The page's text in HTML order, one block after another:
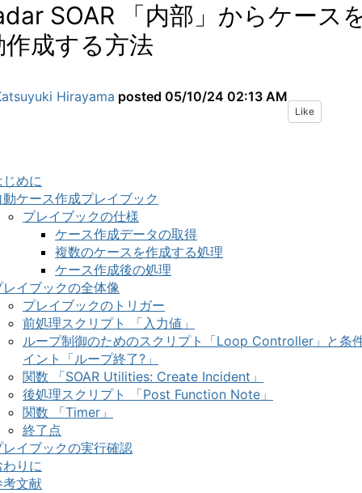
SOAR 「内部」からケース
作成する方法
Hirayama posted 05/10/24 02:13 AM
Like
じめに
動ケース作成プレイブック
プレイブックの仕様
ケース作成データの取得
複数のケースを作成する処理
ケース作成後の処理
レイブックの全体像
プレイブックのトリガー
前処理スクリプト
「入力値」
ループ制御のためのスクリプト「Loop Controller 」と条
イント「ループ終了? 」
関数
「SOAR Utilities: Create Incident 」
後処理スクリプト
「Post Function Note 」
関数
「Timer 」
終了点
レイブックの実行確認
わりに
考文献